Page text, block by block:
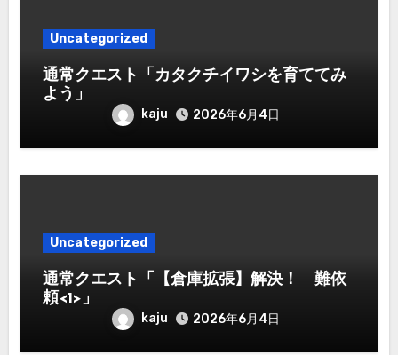
Uncategorized
通常クエスト「カタクチイワシを育ててみ
よう」
kaju 2026年6月4日
Uncategorized
通常クエスト「【倉庫拡張】解決！ 難依
頼<1>」
kaju 2026年6月4日